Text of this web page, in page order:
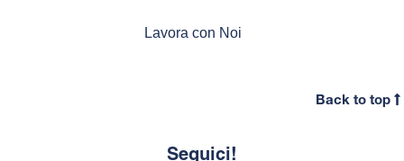
Lavora con Noi
Back to top
Seguici!